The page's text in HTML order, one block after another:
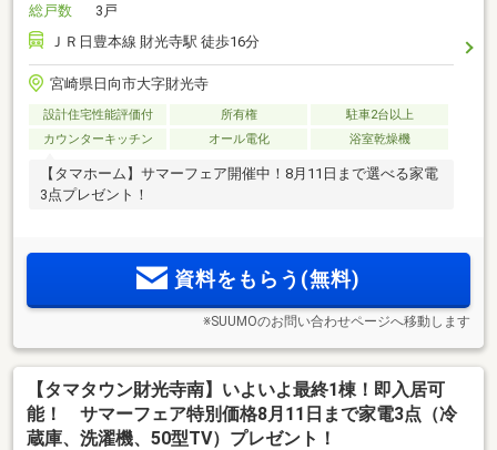
総戸数
3戸
ＪＲ日豊本線 財光寺駅 徒歩16分
宮崎県日向市大字財光寺
設計住宅性能評価付 所有権
駐車2台以上
カウンターキッチン
オール電化 浴室乾燥機
【タマホーム】サマーフェア開催中！8月11日まで選べる家電
3点プレゼント！
資料をもらう(無料)
※SUUMOのお問い合わせページへ移動します
【タマタウン財光寺南】いよいよ最終1棟！即入居可
能！ サマーフェア特別価格8月11日まで家電3点（冷
蔵庫、洗濯機、50型TV）プレゼント！